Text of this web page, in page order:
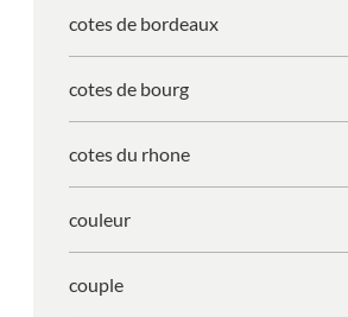
cotes de bordeaux
cotes de bourg
cotes du rhone
couleur
couple